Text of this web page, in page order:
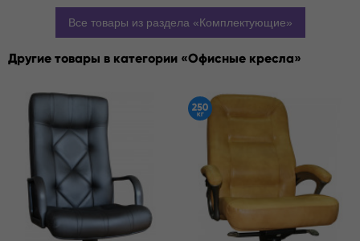
Все товары из раздела Комплектующие
Другие товары в категории Офисные кресла